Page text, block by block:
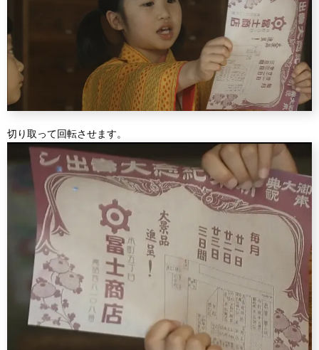
切り取って回転させます。